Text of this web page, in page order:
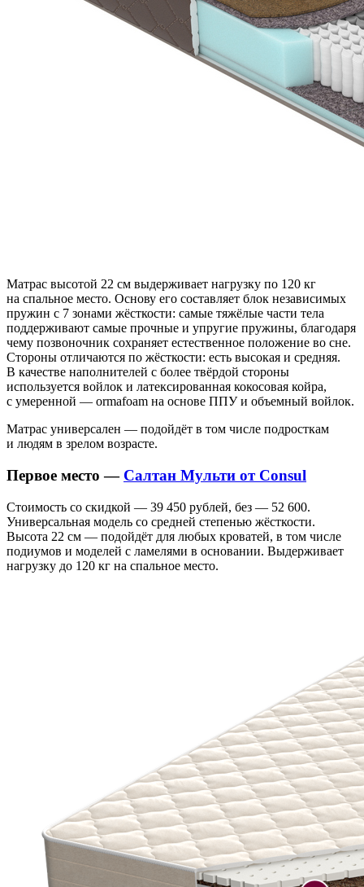
Матрас высотой 22 см выдерживает нагрузку по 120 кг
на спальное место. Основу его составляет блок независимых
пружин с 7 зонами жёсткости: самые тяжёлые части тела
поддерживают самые прочные и упругие пружины, благодаря
чему позвоночник сохраняет естественное положение во сне.
Стороны отличаются по жёсткости: есть высокая и средняя.
В качестве наполнителей с более твёрдой стороны
используется войлок и латексированная кокосовая койра,
с умеренной — ormafoam на основе ППУ и объемный войлок.
Матрас универсален — подойдёт в том числе подросткам
и людям в зрелом возрасте.
Первое место — Салтан Мульти от Consul
Стоимость со скидкой — 39 450 рублей, без — 52 600.
Универсальная модель со средней степенью жёсткости.
Высота 22 см — подойдёт для любых кроватей, в том числе
подиумов и моделей с ламелями в основании. Выдерживает
нагрузку до 120 кг на спальное место.